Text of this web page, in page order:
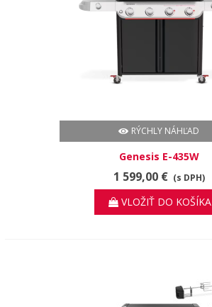
RÝCHLY NÁHĽAD
Genesis E-435W
1 599,00 € (s DPH)
VLOŽIŤ DO KOŠÍKA